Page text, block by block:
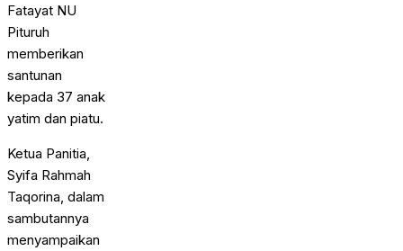
Fatayat NU
Pituruh
memberikan
santunan
kepada 37 anak
yatim dan piatu.
Ketua Panitia,
Syifa Rahmah
Taqorina, dalam
sambutannya
menyampaikan